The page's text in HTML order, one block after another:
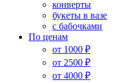
конверты
букеты в вазе
с бабочками
По ценам
от 1000 ₽
от 2500 ₽
от 4000 ₽